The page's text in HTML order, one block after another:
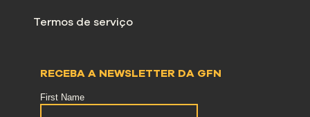
Termos de serviço
RECEBA A NEWSLETTER DA GFN